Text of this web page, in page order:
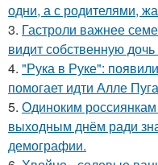
одни, а с родителями,
3. Гастроли важнее
видит собственную
4. "Рука в Руке":
помогает идти Алле
5. Одиноким
выходным днём ради
демографии.